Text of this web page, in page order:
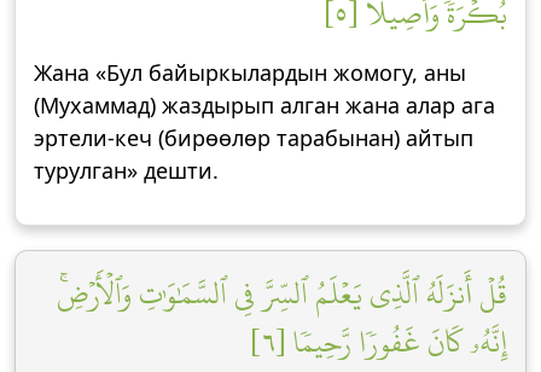
بُكۡرَةٗ وَأَصِيلٗا [٥]
Жана «Бул байыркылардын жомогу, аны
(Мухаммад) жаздырып алган жана алар ага
эртели-кеч (бирөөлөр тарабынан) айтып
турулган» дешти.
قُلۡ أَنزَلَهُ ٱلَّذِي يَعۡلَمُ ٱلسِّرَّ فِي ٱلسَّمَٰوَٰتِ وَٱلۡأَرۡضِۚ
إِنَّهُۥ كَانَ غَفُورٗا رَّحِيمٗا [٦]